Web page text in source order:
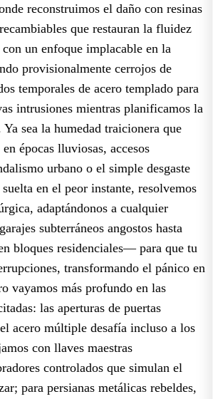
reconstruimos el daño con resinas
que restauran la fluidez
un enfoque implacable en la
provisionalmente cerrojos de
temporales de acero templado para
intrusiones mientras planificamos la
sea la humedad traicionera que
épocas lluviosas, accesos
urbano o el simple desgaste
en el peor instante, resolvemos
adaptándonos a cualquier
subterráneos angostos hasta
bloques residenciales— para que tu
transformando el pánico en
vayamos más profundo en las
las aperturas de puertas
acero múltiple desafía incluso a los
con llaves maestras
controlados que simulan el
para persianas metálicas rebeldes,